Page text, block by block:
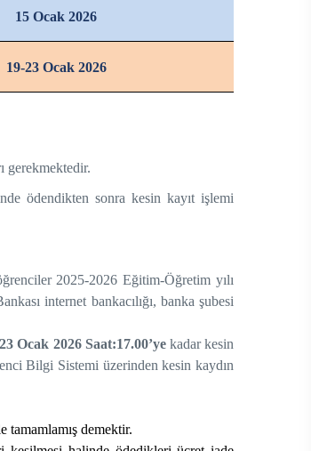
15 Ocak 2026
19-23 Ocak 2026
gerekmektedir.
ödendikten sonra kesin kayıt işlemi
2025-2026 Eğitim-Öğretim yılı
internet bankacılığı, banka şubesi
Ocak 2026 Saat:17.00’ye kadar kesin
Bilgi Sistemi üzerinden kesin kaydın
tamamlamış demektir.